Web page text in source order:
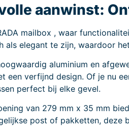
aanwinst:
mailbox , waar
als elegant te zijn, waardoor
aluminium en
een verfijnd design. Of je nu
perfect bij elke gevel.
van 279 mm x 35 mm
post of pakketten, deze